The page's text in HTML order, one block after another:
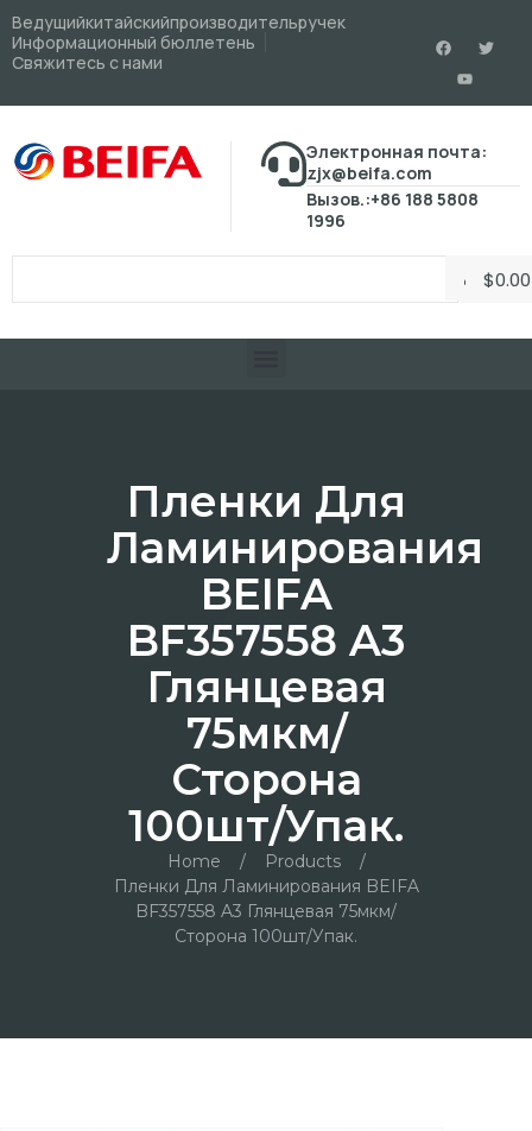
Ведущийкитайскийпроизводительручек
Информационный бюллетень
Свяжитесь с нами
Электронная почта:
zjx@beifa.com
Вызов.:+86 188 5808
1996
$0.00
Пленки Для
Ламинирования
BEIFA
BF357558 A3
Глянцевая
75мкм/
Сторона
100шт/упак.
Home / Products
/
Пленки Для Ламинирования BEIFA
BF357558 A3 Глянцевая 75мкм/
Сторона 100шт/упак.